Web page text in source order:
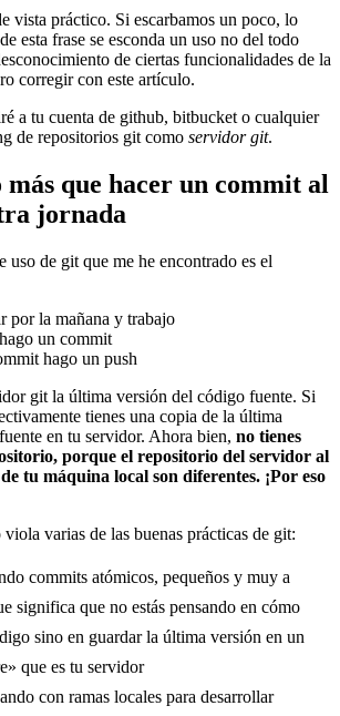
vista práctico. Si escarbamos un poco, lo
esta frase se esconda un uso no del todo
de ciertas funcionalidades de la
corregir con este artículo.
a tu cuenta de github, bitbucket o cualquier
de repositorios git como servidor git.
más que hacer un commit al
jornada
uso de git que me he encontrado es el
por la mañana y trabajo
un commit
hago un push
git la última versión del código fuente. Si
tienes una copia de la última
en tu servidor. Ahora bien, no tienes
porque el repositorio del servidor al
tu máquina local son diferentes. ¡Por eso
varias de las buenas prácticas de git:
commits atómicos, pequeños y muy a
significa que no estás pensando en cómo
sino en guardar la última versión en un
que es tu servidor
con ramas locales para desarrollar